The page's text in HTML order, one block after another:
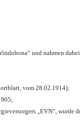
und nahmen
vom 28.02.1914);
„EVN“,